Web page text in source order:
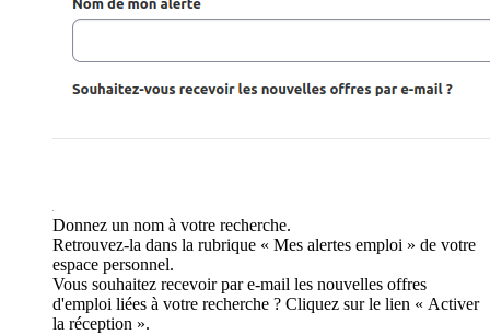
Donnez un nom à votre recherche.
Retrouvez-la dans la rubrique « Mes alertes emploi » de votre
espace personnel.
Vous souhaitez recevoir par e-mail les nouvelles offres
d'emploi liées à votre recherche ? Cliquez sur le lien « Activer
la réception ».